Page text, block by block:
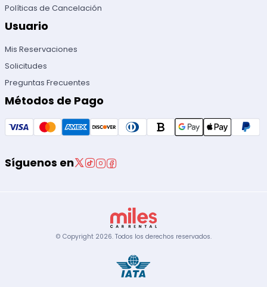
Políticas de Cancelación
Usuario
Mis Reservaciones
Solicitudes
Preguntas Frecuentes
Métodos de Pago
Síguenos en
© Copyright 2026. Todos los derechos reservados.